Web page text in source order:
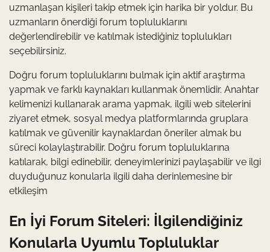
uzmanlaşan kişileri takip etmek için harika bir yoldur. Bu
uzmanların önerdiği forum topluluklarını
değerlendirebilir ve katılmak istediğiniz toplulukları
seçebilirsiniz.
Doğru forum topluluklarını bulmak için aktif araştırma
yapmak ve farklı kaynakları kullanmak önemlidir. Anahtar
kelimenizi kullanarak arama yapmak, ilgili web sitelerini
ziyaret etmek, sosyal medya platformlarında gruplara
katılmak ve güvenilir kaynaklardan öneriler almak bu
süreci kolaylaştırabilir. Doğru forum topluluklarına
katılarak, bilgi edinebilir, deneyimlerinizi paylaşabilir ve ilgi
duyduğunuz konularla ilgili daha derinlemesine bir
etkileşim
En İyi Forum Siteleri: İlgilendiğiniz
Konularla Uyumlu Topluluklar